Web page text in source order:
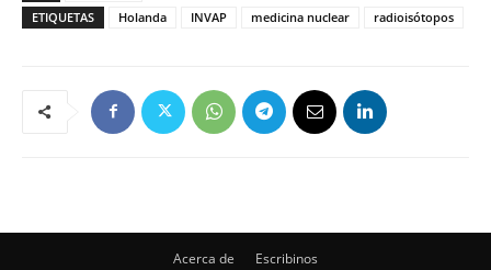
ETIQUETAS
Holanda INVAP medicina nuclear radioisótopos
Acerca de Escribinos